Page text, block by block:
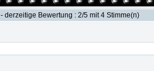
- derzeitige Bewertung : 2/5 mit 4 Stimme(n)